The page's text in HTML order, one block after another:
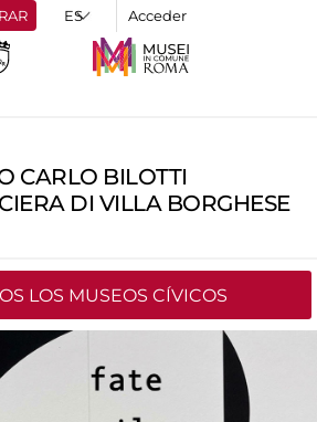
Acceder
CARLO BILOTTI
DI VILLA BORGHESE
LOS MUSEOS CÍVICOS